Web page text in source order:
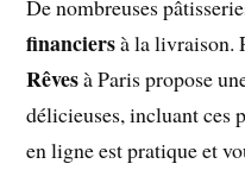
De nombreuses
financiersà la livraison.
Rêvesà Paris propose
délicieuses, incluant ces
en ligne est pratique et